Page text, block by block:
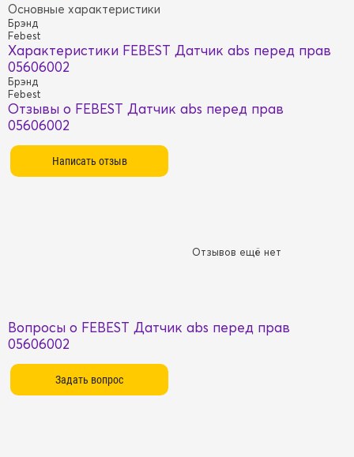
Основные характеристики
Брэнд
Febest
Характеристики FEBEST Датчик abs перед прав
05606002
Брэнд
Febest
Отзывы о FEBEST Датчик abs перед прав
05606002
Отзывов ещё нет
Вопросы о FEBEST Датчик abs перед прав
05606002